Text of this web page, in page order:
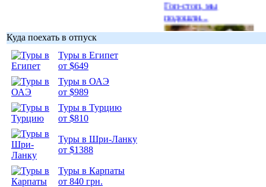
подошли...
Куда поехать в отпуск
Туры в Египет
от $649
Туры в ОАЭ
от $989
Туры в Турцию
от $810
Туры в Шри-Ланку
от $1388
Туры в Карпаты
от 840 грн.